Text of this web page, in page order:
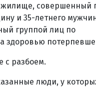
совершенный
и 35-летнего
группой лиц по
здоровью
с разбоем.
люди, у